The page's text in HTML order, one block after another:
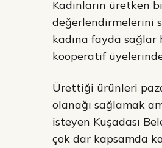
Kadınların üretken
değerlendirmelerini
kadına fayda
kooperatif
Ürettiği ürünleri
olanağı sağlamak
isteyen Kuşadası
çok dar kapsamda